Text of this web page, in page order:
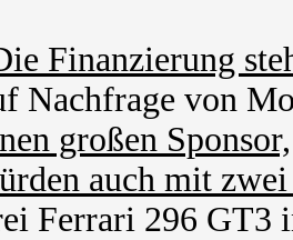
Finanzierung
Nachfrage von
großen Sponsor,
auch mit
Ferrari 296 GT3